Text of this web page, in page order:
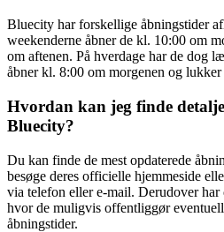
Bluecity har forskellige åbningstider
weekenderne åbner de kl. 10:00 om
om aftenen. På hverdage har de dog
åbner kl. 8:00 om morgenen og
Hvordan kan jeg finde
Bluecity?
Du kan finde de mest opdaterede
besøge deres officielle hjemmeside
via telefon eller e-mail. Derudover har
hvor de muligvis offentliggør
åbningstider.